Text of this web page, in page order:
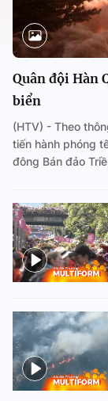
Quân đội Hàn
biển
(HTV) - Theo
tiến hành phóng
đông Bán đảo